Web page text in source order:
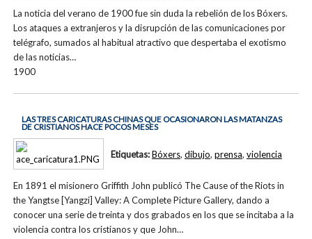
La noticia del verano de 1900 fue sin duda la rebelión de los Bóxers.
Los ataques a extranjeros y la disrupción de las comunicaciones por
telégrafo, sumados al habitual atractivo que despertaba el exotismo
de las noticias…
1900
LAS TRES CARICATURAS CHINAS QUE OCASIONARON LAS MATANZAS
DE CRISTIANOS HACE POCOS MESES
En 1891 el misionero Griffith John publicó The Cause of the Riots in
the Yangtse [Yangzi] Valley: A Complete Picture Gallery, dando a
conocer una serie de treinta y dos grabados en los que se incitaba a la
violencia contra los cristianos y que John…
Etiquetas:Bóxers, dibujo, prensa, violencia